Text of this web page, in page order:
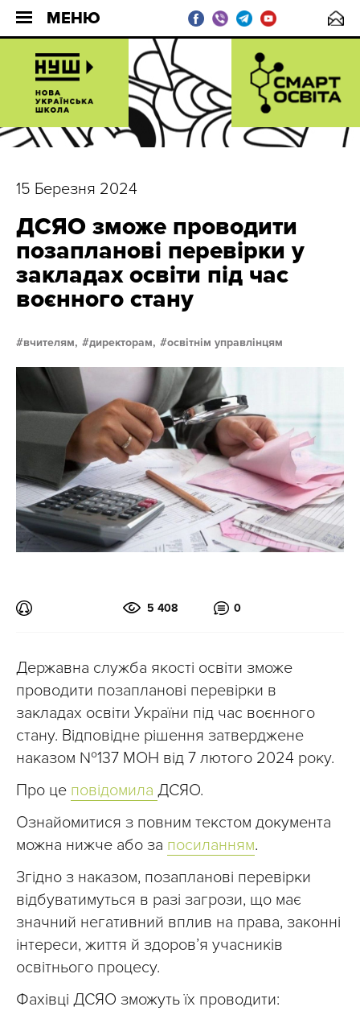
МЕНЮ
15 Березня 2024
ДСЯО зможе проводити
позапланові перевірки у
закладах освіти під час
воєнного стану
вчителям, директорам, освітнім управлінцям
5 408 0
Державна служба якості освіти зможе
проводити позапланові перевірки в
закладах освіти України під час воєнного
стану. Відповідне рішення затверджене
наказом №137 МОН від 7 лютого 2024 року.
Про це повідомила ДСЯО.
Ознайомитися з повним текстом документа
можна нижче або за посиланням.
Згідно з наказом, позапланові перевірки
відбуватимуться в разі загрози, що має
значний негативний вплив на права, законні
інтереси, життя й здоров’я учасників
освітнього процесу.
Фахівці ДСЯО зможуть їх проводити: